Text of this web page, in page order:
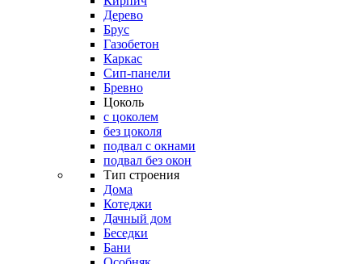
Дерево
Брус
Газобетон
Каркас
Сип-панели
Бревно
Цоколь
с цоколем
без цоколя
подвал с окнами
подвал без окон
Тип строения
Дома
Котеджи
Дачный дом
Беседки
Бани